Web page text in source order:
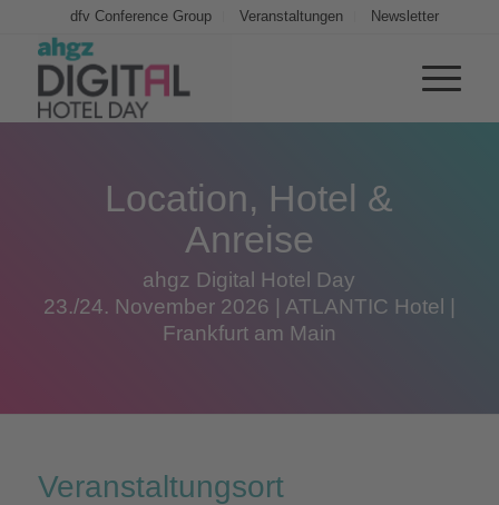
dfv Conference Group Veranstaltungen Newsletter
Location, Hotel &
Anreise
ahgz Digital Hotel Day
23./24. November 2026 | ATLANTIC Hotel |
Frankfurt am Main
Veranstaltungsort